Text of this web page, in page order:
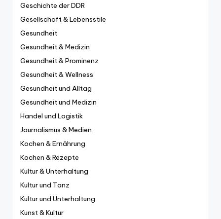
Geschichte der DDR
Gesellschaft & Lebensstile
Gesundheit
Gesundheit & Medizin
Gesundheit & Prominenz
Gesundheit & Wellness
Gesundheit und Alltag
Gesundheit und Medizin
Handel und Logistik
Journalismus & Medien
Kochen & Ernährung
Kochen & Rezepte
Kultur & Unterhaltung
Kultur und Tanz
Kultur und Unterhaltung
Kunst & Kultur